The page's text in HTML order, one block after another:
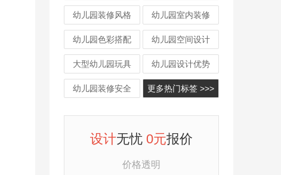
幼儿园装修风格 幼儿园室内装修
幼儿园色彩搭配 幼儿园空间设计
大型幼儿园玩具 幼儿园设计优势
幼儿园装修安全 更多热门标签 >>>
设计无忧0元报价
价格透明